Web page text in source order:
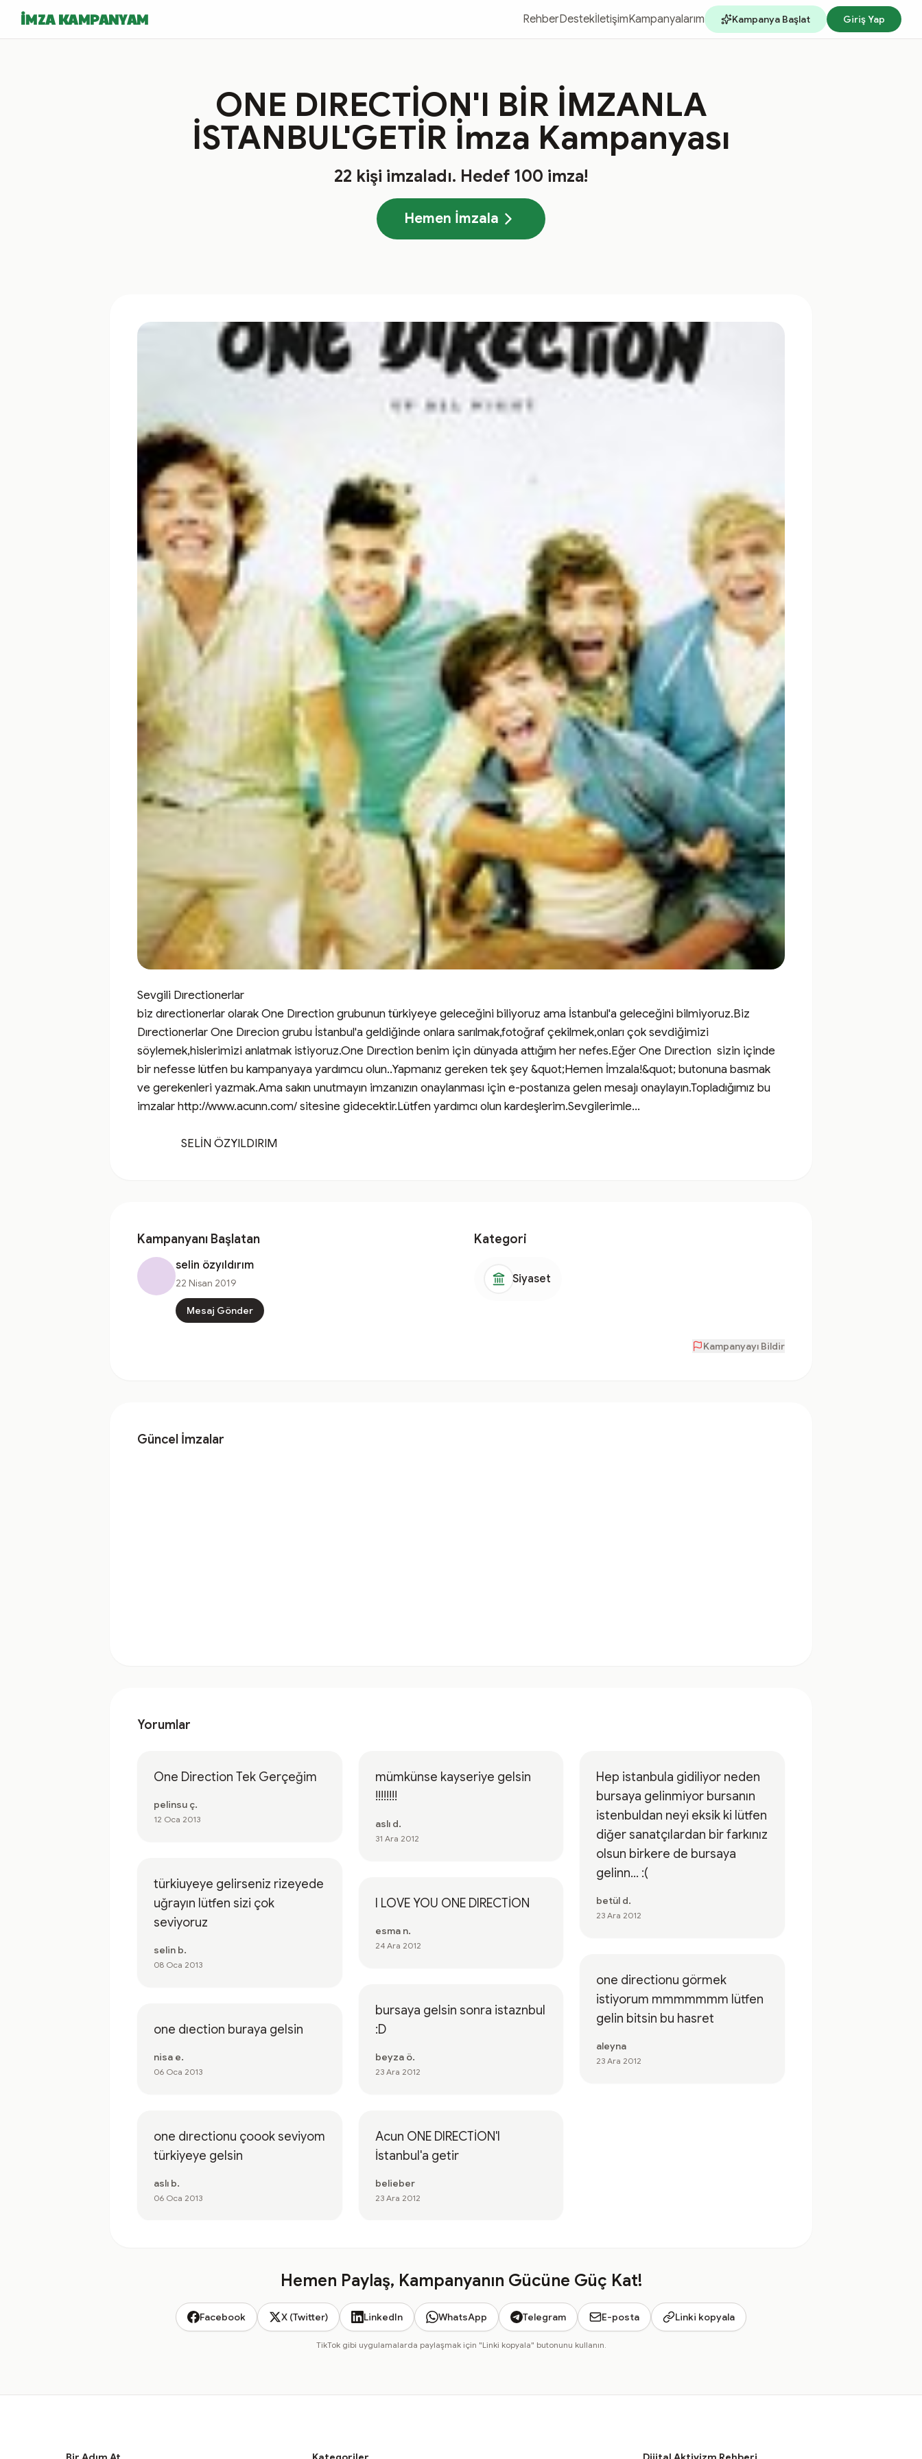
İMZA KAMPANYAM RehberDestekİletişimKampanyalarım Kampanya Başlat Giriş Yap
ONE DIRECTİON'I BİR İMZANLA
İSTANBUL'GETİR İmza Kampanyası
22 kişi imzaladı. Hedef 100 imza!
Hemen İmzala
Sevgili Dırectionerlar
biz dırectionerlar olarak One Dırection grubunun türkiyeye geleceğini biliyoruz ama İstanbul'a geleceğini bilmiyoruz.Biz
Dırectionerlar One Dırecion grubu İstanbul'a geldiğinde onlara sarılmak,fotoğraf çekilmek,onları çok sevdiğimizi
söylemek,hislerimizi anlatmak istiyoruz.One Dırection benim için dünyada attığım her nefes.Eğer One Dırection  sizin içinde
bir nefesse lütfen bu kampanyaya yardımcu olun..Yapmanız gereken tek şey &quot;Hemen İmzala!&quot; butonuna basmak
ve gerekenleri yazmak.Ama sakın unutmayın imzanızın onaylanması için e-postanıza gelen mesajı onaylayın.Topladığımız bu
imzalar http://www.acunn.com/ sitesine gidecektir.Lütfen yardımcı olun kardeşlerim.Sevgilerimle...
                SELİN ÖZYILDIRIM
Kampanyanı Başlatan
selin özyıldırım
22 Nisan 2019
Mesaj Gönder
Kategori
Siyaset
Kampanyayı Bildir
Güncel İmzalar
Yorumlar
One Direction Tek Gerçeğim
pelinsu ç.
12 Oca 2013
türkiuyeye gelirseniz rizeyede
uğrayın lütfen sizi çok
seviyoruz
selin b.
08 Oca 2013
one dıection buraya gelsin
nisa e.
06 Oca 2013
one dırectionu çoook seviyom
türkiyeye gelsin
aslı b.
06 Oca 2013
mümkünse kayseriye gelsin
!!!!!!!!
aslı d.
31 Ara 2012
I LOVE YOU ONE DIRECTİON
esma n.
24 Ara 2012
bursaya gelsin sonra istaznbul
:D
beyza ö.
23 Ara 2012
Acun ONE DIRECTİON'I
İstanbul'a getir
belieber
23 Ara 2012
Hep istanbula gidiliyor neden
bursaya gelinmiyor bursanın
istenbuldan neyi eksik ki lütfen
diğer sanatçılardan bir farkınız
olsun birkere de bursaya
gelinn... :(
betül d.
23 Ara 2012
one directionu görmek
istiyorum mmmmmmm lütfen
gelin bitsin bu hasret
aleyna
23 Ara 2012
Hemen Paylaş, Kampanyanın Gücüne Güç Kat!
Facebook X (Twitter) LinkedIn WhatsApp Telegram E-posta Linki kopyala
TikTok gibi uygulamalarda paylaşmak için "Linki kopyala" butonunu kullanın.